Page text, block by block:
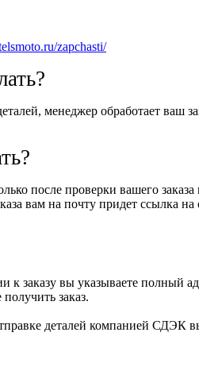
zapchasti/
менеджер обработает ваш
после проверки вашего
вам на почту придет ссылка на
к заказу вы указываете
заказ.
деталей компанией СДЭК